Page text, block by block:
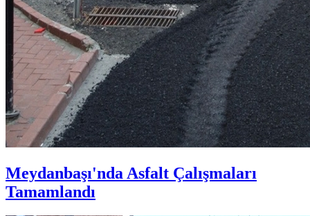
Meydanbaşı'nda Asfalt Çalışmaları
Tamamlandı